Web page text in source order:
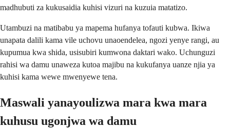
madhubuti za kukusaidia kuhisi vizuri na kuzuia matatizo.
Utambuzi na matibabu ya mapema hufanya tofauti kubwa. Ikiwa
unapata dalili kama vile uchovu unaoendelea, ngozi yenye rangi, au
kupumua kwa shida, usisubiri kumwona daktari wako. Uchunguzi
rahisi wa damu unaweza kutoa majibu na kukufanya uanze njia ya
kuhisi kama wewe mwenyewe tena.
Maswali yanayoulizwa mara kwa mara
kuhusu ugonjwa wa damu